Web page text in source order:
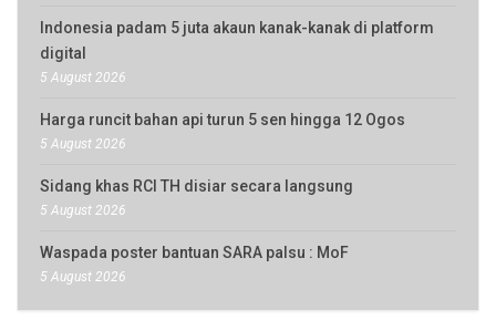
Indonesia padam 5 juta akaun kanak-kanak di platform
digital
5 August 2026
Harga runcit bahan api turun 5 sen hingga 12 Ogos
5 August 2026
Sidang khas RCI TH disiar secara langsung
5 August 2026
Waspada poster bantuan SARA palsu : MoF
5 August 2026